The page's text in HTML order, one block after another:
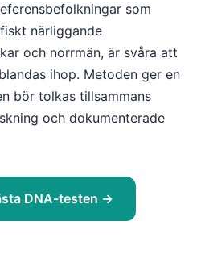
som
närliggande
och norrmän, är svåra att
ihop. Metoden ger en
bör tolkas tillsammans
och dokumenterade
DNA-testen →